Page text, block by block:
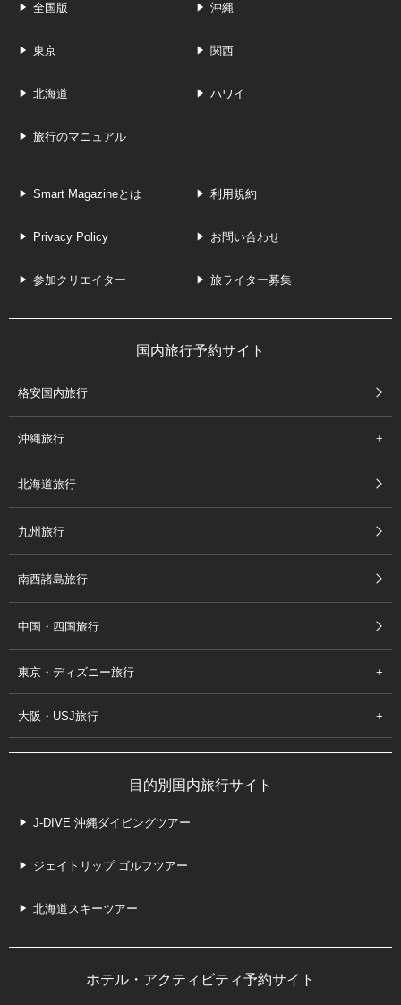
全国版 沖縄
東京 関西
北海道 ハワイ
旅行のマニュアル
Smart Magazineとは 利用規約
Privacy Policy お問い合わせ
参加クリエイター 旅ライター募集
国内旅行予約サイト
格安国内旅行
沖縄旅行
北海道旅行
九州旅行
南西諸島旅行
中国・四国旅行
東京・ディズニー旅行
大阪・USJ旅行
目的別国内旅行サイト
J-DIVE 沖縄ダイビングツアー
ジェイトリップ ゴルフツアー
北海道スキーツアー
ホテル・アクティビティ予約サイト